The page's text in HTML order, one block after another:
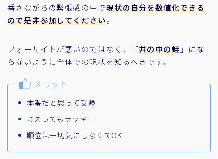
番さながらの緊張感の中で現状の自分を数値化できる
ので是非参加してください。
フォーサイトが悪いのではなく、『井の中の蛙』にな
らないように全体での現状を知るべきです。
メリット
本番だと思って受験
ミスってもラッキー
順位は一切気にしなくてOK